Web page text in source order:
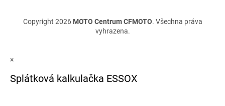
Copyright 2026 MOTO Centrum CFMOTO. Všechna práva
vyhrazena.
×
Splátková kalkulačka ESSOX